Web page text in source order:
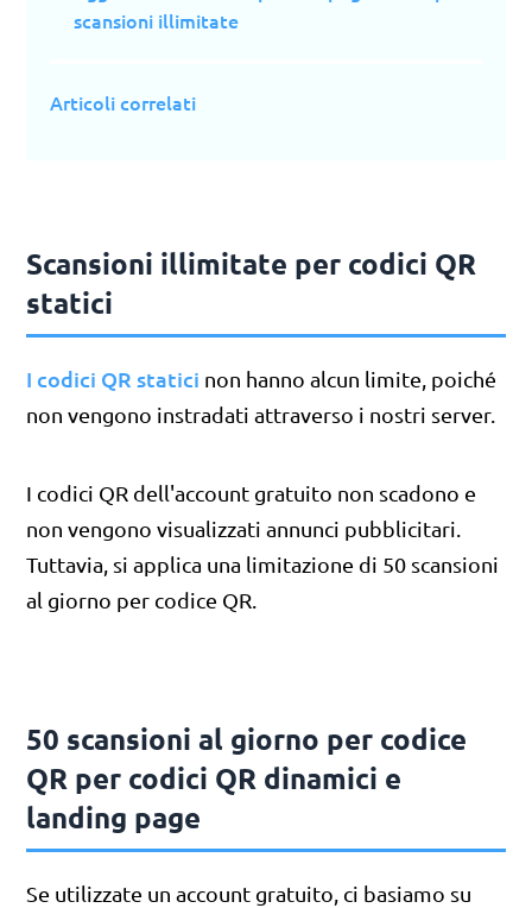
scansioni illimitate
Articoli correlati
Scansioni illimitate per codici QR
statici
I codici QR statici non hanno alcun limite, poiché
non vengono instradati attraverso i nostri server.
I codici QR dell'account gratuito non scadono e
non vengono visualizzati annunci pubblicitari.
Tuttavia, si applica una limitazione di 50 scansioni
al giorno per codice QR.
50 scansioni al giorno per codice
QR per codici QR dinamici e
landing page
Se utilizzate un account gratuito, ci basiamo su